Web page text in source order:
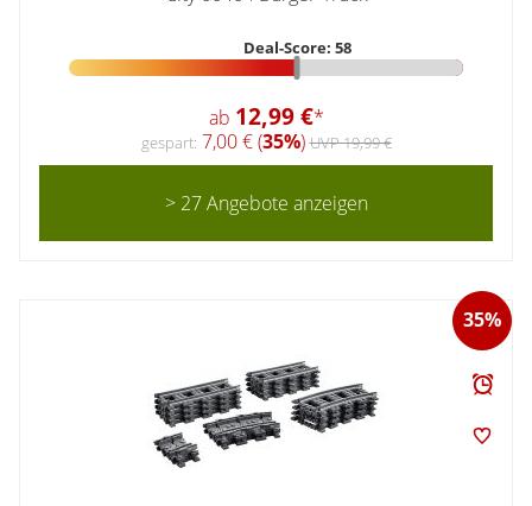
Deal-Score: 58
ab 12,99 €*
gespart: 7,00 € (35%)UVP 19,99 €
> 27 Angebote anzeigen
35%